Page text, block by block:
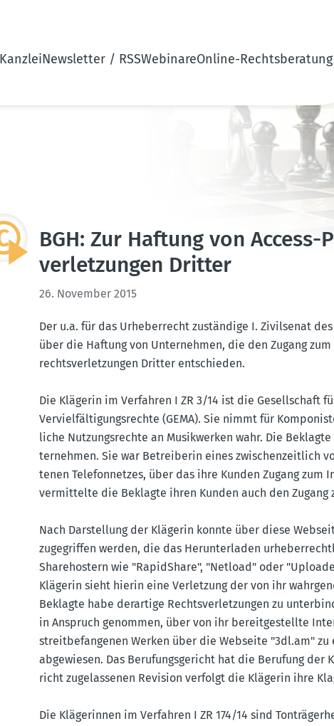
KanzleiNewsletter / RSSWebinareOnline-Rechtsberatung
BGH: Zur Haftung von
ver­let­zungen Dritter
26. November 2015
Der u.a. für das Urheber­recht zuständige I. Zivil­senat
über die Haftung von Unter­nehmen, die den Zugang
rechts­ver­let­zungen Dritter entschieden.
Die Klägerin im Verfahren I ZR 3/14 ist die Gesell­schaft
Verviel­fäl­ti­gungs­rechte (GEMA). Sie nimmt für
liche Nutzungs­rechte an Musik­werken wahr. Die
ter­nehmen. Sie war Betrei­berin eines zwischen­zeitlich
tenen Telefon­netzes, über das ihre Kunden Zugang
vermit­telte die Beklagte ihren Kunden auch den Zugang
Nach Darstellung der Klägerin konnte über diese
zugegriffen werden, die das Herun­ter­laden
Share­hostern wie "RapidShare", "Netload" oder
Klägerin sieht hierin eine Verletzung der von ihr
Beklagte habe derartige Rechts­ver­let­zungen zu
in Anspruch genommen, über von ihr bereit­ge­stellte
streit­be­fan­genen Werken über die Webseite "3dl.​am"
abgewiesen. Das Berufungs­ge­richt hat die Berufung
richt zugelas­senen Revision verfolgt die Klägerin ihre
Die Kläge­rinnen im Verfahren I ZR 174/14 sind